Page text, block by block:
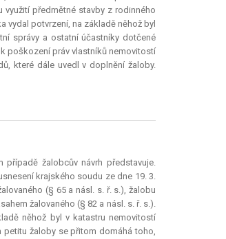
předmětné stavby z rodinného
vydal potvrzení, na základě něhož byl
správy a ostatní účastníky dotčené
poškození práv vlastníků nemovitostí
které dále uvedl v doplnění žaloby.
žalobcův návrh představuje.
krajského soudu ze dne 19. 3.
(§ 65 a násl. s. ř. s.), žalobu
žalovaného (§ 82 a násl. s. ř. s.).
něhož byl v katastru nemovitostí
petitu žaloby se přitom domáhá toho,